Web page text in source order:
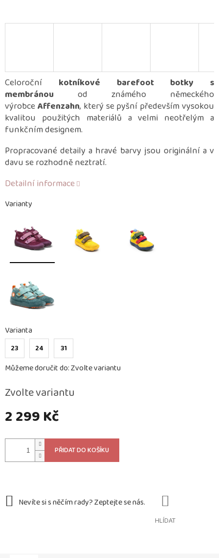
2 299 Kč
cena:
Zvolte variantu
Varianty
Varianta
23 24 31
Můžeme doručit do:Zvolte variantu
PŘIDAT DO KOŠÍKU
Celoroční kotníkové barefoot botky s
membránou
od známého německého
výrobce Affenzahn, který se pyšní především vysokou
kvalitou použitých materiálů a velmi neotřelým a
funkčním designem.
Propracované detaily a hravé barvy jsou originální a v
davu se rozhodně neztratí.
Detailní informace
HLÍDAT